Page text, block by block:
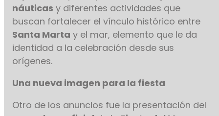
náuticas y diferentes actividades que
buscan fortalecer el vínculo histórico entre
Santa Marta y el mar, elemento que le da
identidad a la celebración desde sus
orígenes.
Una nueva imagen para la fiesta
Otro de los anuncios fue la presentación del